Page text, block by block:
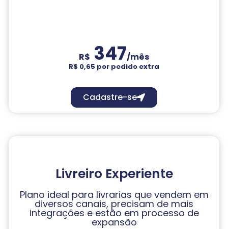
R$ 347/mês
R$ 0,65 por pedido extra
Cadastre-se
Livreiro Experiente
Plano ideal para livrarias que vendem em
diversos canais, precisam de mais
integrações e estão em processo de
expansão